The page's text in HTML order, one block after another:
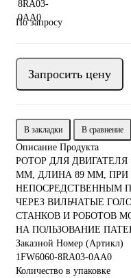
По запросу
Запросить цену
В закладки В сравнение
Описание Продукта
РОТОР ДЛЯ ДВИГАТЕЛЯ
ММ, ДЛИНА 89 ММ, ПРИ
НЕПОСРЕДСТВЕННЫМ
ЧЕРЕЗ ВИЛЬЧАТЫЕ
СТАНКОВ И РОБОТОВ
НА ПОЛЬЗОВАНИЕ
Заказной Номер (Артикл)
1FW6060-8RA03-0AA0
Количество в упаковке